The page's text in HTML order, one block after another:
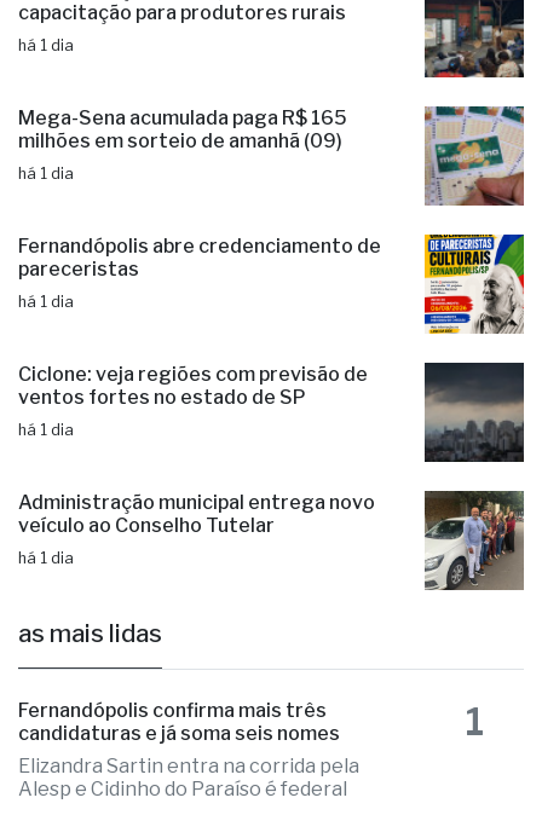
capacitação para produtores rurais
há 1 dia
Mega-Sena acumulada paga R$ 165
milhões em sorteio de amanhã (09)
há 1 dia
Fernandópolis abre credenciamento de
pareceristas
há 1 dia
Ciclone: veja regiões com previsão de
ventos fortes no estado de SP
há 1 dia
Administração municipal entrega novo
veículo ao Conselho Tutelar
há 1 dia
as mais lidas
Fernandópolis confirma mais três
candidaturas e já soma seis nomes
Elizandra Sartin entra na corrida pela
Alesp e Cidinho do Paraíso é federal
1